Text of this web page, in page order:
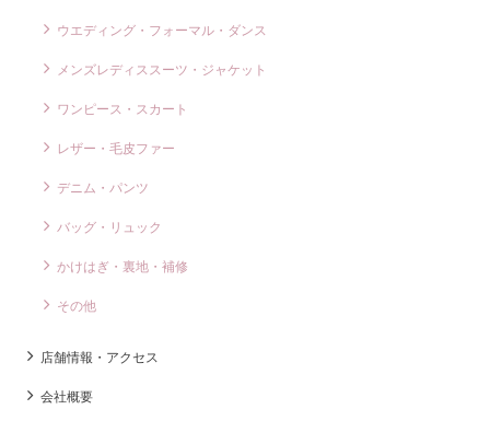
ウエディング・フォーマル・ダンス
メンズレディススーツ・ジャケット
ワンピース・スカート
レザー・毛皮ファー
デニム・パンツ
バッグ・リュック
かけはぎ・裏地・補修
その他
店舗情報・アクセス
会社概要